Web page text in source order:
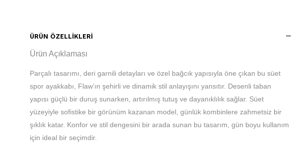
ÜRÜN ÖZELLIKLERI
Ürün Açıklaması
Parçalı tasarımı, deri garnili detayları ve özel bağcık yapısıyla öne çıkan bu süet
spor ayakkabı, Flaw’ın şehirli ve dinamik stil anlayışını yansıtır. Desenli taban
yapısı güçlü bir duruş sunarken, artırılmış tutuş ve dayanıklılık sağlar. Süet
yüzeyiyle sofistike bir görünüm kazanan model, günlük kombinlere zahmetsiz bir
şıklık katar. Konfor ve stil dengesini bir arada sunan bu tasarım, gün boyu kullanım
için ideal bir seçimdir.